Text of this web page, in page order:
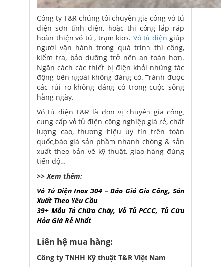
Công ty T&R chúng tôi chuyên gia công vỏ tủ
điện sơn tĩnh điện, hoặc thi công lắp ráp
hoàn thiện vỏ tủ , trạm kios. Vỏ tủ điện giúp
người vận hành trong quá trình thi công,
kiểm tra, bảo dưỡng trở nên an toàn hơn.
Ngăn cách các thiết bị điện khỏi những tác
động bên ngoài không đáng có. Tránh được
các rủi ro không đáng có trong cuộc sống
hằng ngày.
Vỏ tủ điện T&R là đơn vị chuyên gia công,
cung cấp vỏ tủ điện công nghiệp giá rẻ, chất
lượng cao, thương hiệu uy tín trên toàn
quốc,báo giá sản phầm nhanh chóng & sản
xuất theo bản vẽ kỹ thuật, giao hàng đúng
tiến độ…
>> Xem thêm:
Vỏ Tủ Điện Inox 304 – Báo Giá Gia Công, Sản
Xuất Theo Yêu Cầu
39+ Mẫu Tủ Chữa Cháy, Vỏ Tủ PCCC, Tủ Cứu
Hỏa Giá Rẻ Nhất
Liên hệ mua hàng:
Công ty TNHH Kỹ thuật T&R Việt Nam